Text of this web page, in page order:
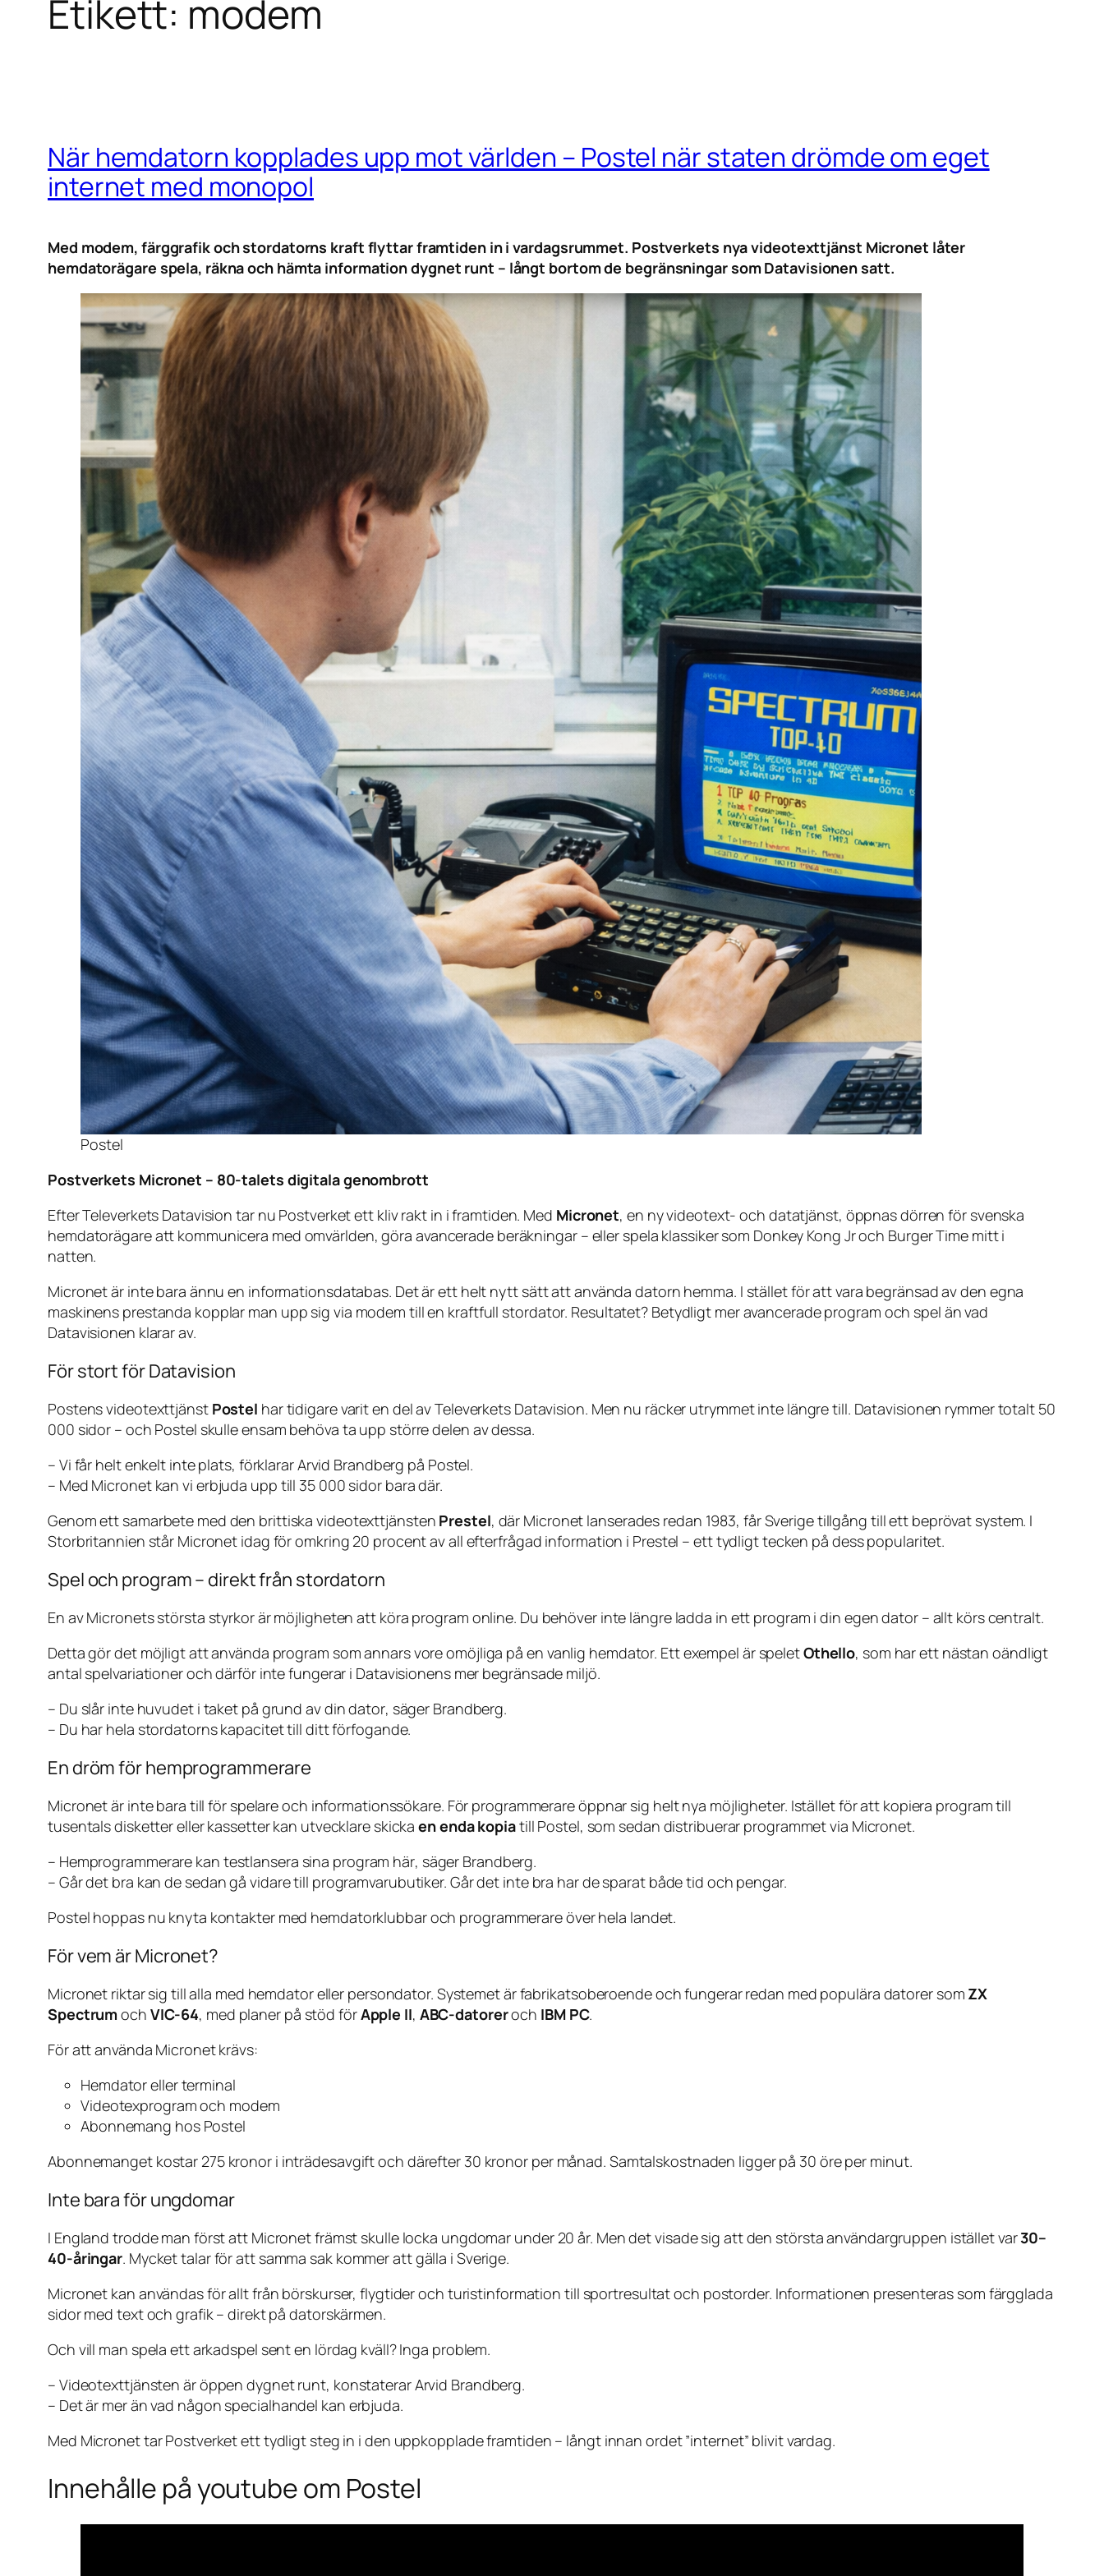
Etikett: modem
När hemdatorn kopplades upp mot världen – Postel när staten drömde om eget
internet med monopol
Med modem, färggrafik och stordatorns kraft flyttar framtiden in i vardagsrummet. Postverkets nya videotexttjänst Micronet låter
hemdatorägare spela, räkna och hämta information dygnet runt – långt bortom de begränsningar som Datavisionen satt.
Postel
Postverkets Micronet – 80-talets digitala genombrott
Efter Televerkets Datavision tar nu Postverket ett kliv rakt in i framtiden. Med Micronet, en ny videotext- och datatjänst, öppnas dörren för svenska
hemdatorägare att kommunicera med omvärlden, göra avancerade beräkningar – eller spela klassiker som Donkey Kong Jroch Burger Timemitt i
natten.
Micronet är inte bara ännu en informationsdatabas. Det är ett helt nytt sätt att använda datorn hemma. I stället för att vara begränsad av den egna
maskinens prestanda kopplar man upp sig via modem till en kraftfull stordator. Resultatet? Betydligt mer avancerade program och spel än vad
Datavisionen klarar av.
För stort för Datavision
Postens videotexttjänst Postel har tidigare varit en del av Televerkets Datavision. Men nu räcker utrymmet inte längre till. Datavisionen rymmer totalt 50
000 sidor – och Postel skulle ensam behöva ta upp större delen av dessa.
– Vi får helt enkelt inte plats, förklarar Arvid Brandberg på Postel.
– Med Micronet kan vi erbjuda upp till 35 000 sidor bara där.
Genom ett samarbete med den brittiska videotexttjänsten Prestel, där Micronet lanserades redan 1983, får Sverige tillgång till ett beprövat system. I
Storbritannien står Micronet idag för omkring 20 procent av all efterfrågad information i Prestel – ett tydligt tecken på dess popularitet.
Spel och program – direkt från stordatorn
En av Micronets största styrkor är möjligheten att köra program online. Du behöver inte längre ladda in ett program i din egen dator – allt körs centralt.
Detta gör det möjligt att använda program som annars vore omöjliga på en vanlig hemdator. Ett exempel är speletOthello, som har ett nästan oändligt
antal spelvariationer och därför inte fungerar i Datavisionens mer begränsade miljö.
– Du slår inte huvudet i taket på grund av din dator, säger Brandberg.
– Du har hela stordatorns kapacitet till ditt förfogande.
En dröm för hemprogrammerare
Micronet är inte bara till för spelare och informationssökare. För programmerare öppnar sig helt nya möjligheter. Istället för att kopiera program till
tusentals disketter eller kassetter kan utvecklare skickaen enda kopiatill Postel, som sedan distribuerar programmet via Micronet.
– Hemprogrammerare kan testlansera sina program här, säger Brandberg.
– Går det bra kan de sedan gå vidare till programvarubutiker. Går det inte bra har de sparat både tid och pengar.
Postel hoppas nu knyta kontakter med hemdatorklubbar och programmerare över hela landet.
För vem är Micronet?
Micronet riktar sig till alla med hemdator eller persondator. Systemet är fabrikatsoberoende och fungerar redan med populära datorer som ZX
Spectrumoch VIC-64, med planer på stöd förApple II, ABC-datoreroch IBM PC.
För att använda Micronet krävs:
Hemdator eller terminal
Videotexprogram och modem
Abonnemang hos Postel
Abonnemanget kostar 275 kronor i inträdesavgift och därefter 30 kronor per månad. Samtalskostnaden ligger på 30 öre per minut.
Inte bara för ungdomar
I England trodde man först att Micronet främst skulle locka ungdomar under 20 år. Men det visade sig att den största användargruppen istället var30–
40-åringar. Mycket talar för att samma sak kommer att gälla i Sverige.
Micronet kan användas för allt från börskurser, flygtider och turistinformation till sportresultat och postorder. Informationen presenteras som färgglada
sidor med text och grafik – direkt på datorskärmen.
Och vill man spela ett arkadspel sent en lördag kväll? Inga problem.
– Videotexttjänsten är öppen dygnet runt, konstaterar Arvid Brandberg.
– Det är mer än vad någon specialhandel kan erbjuda.
Med Micronet tar Postverket ett tydligt steg in i den uppkopplade framtiden – långt innan ordet ”internet” blivit vardag.
Innehålle på youtube om Postel